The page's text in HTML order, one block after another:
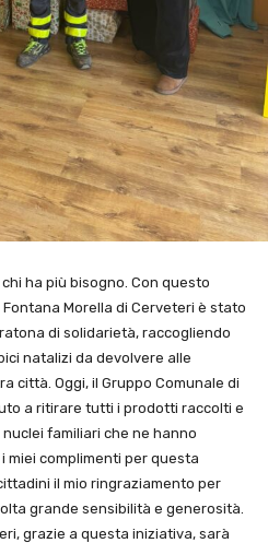
ha più bisogno. Con questo
Morella di Cerveteri è stato
di solidarietà, raccogliendo
natalizi da devolvere alle
città. Oggi, il Gruppo Comunale di
a ritirare tutti i prodotti raccolti e
familiari che ne hanno
miei complimenti per questa
il mio ringraziamento per
grande sensibilità e generosità.
grazie a questa iniziativa, sarà